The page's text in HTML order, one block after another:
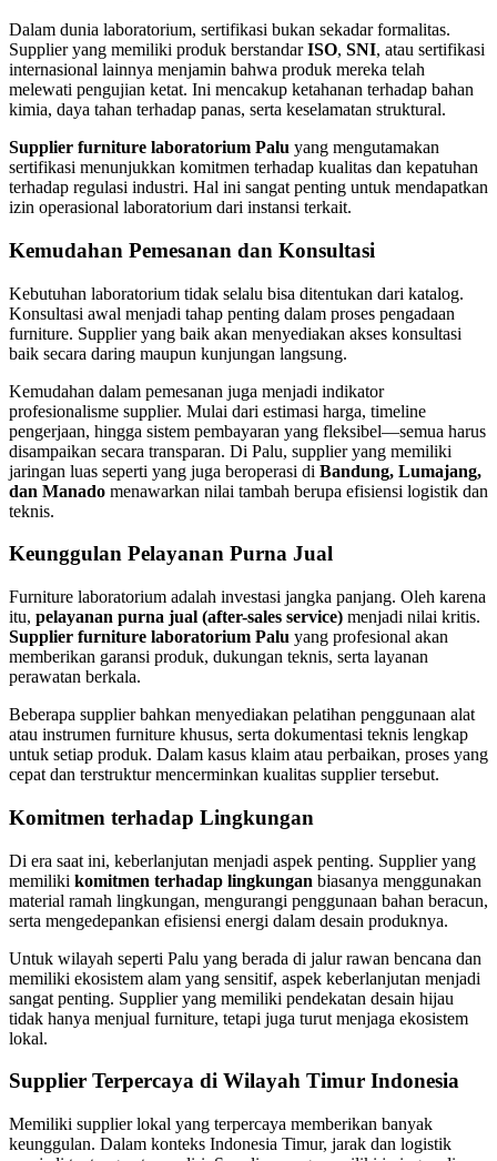
Dalam dunia laboratorium, sertifikasi bukan sekadar formalitas.
Supplier yang memiliki produk berstandarISO, SNI, atau sertifikasi
internasional lainnya menjamin bahwa produk mereka telah
melewati pengujian ketat. Ini mencakup ketahanan terhadap bahan
kimia, daya tahan terhadap panas, serta keselamatan struktural.
Supplier furniture laboratorium Palu yang mengutamakan
sertifikasi menunjukkan komitmen terhadap kualitas dan kepatuhan
terhadap regulasi industri. Hal ini sangat penting untuk mendapatkan
izin operasional laboratorium dari instansi terkait.
Kemudahan Pemesanan dan Konsultasi
Kebutuhan laboratorium tidak selalu bisa ditentukan dari katalog.
Konsultasi awal menjadi tahap penting dalam proses pengadaan
furniture. Supplier yang baik akan menyediakan akses konsultasi
baik secara daring maupun kunjungan langsung.
Kemudahan dalam pemesanan juga menjadi indikator
profesionalisme supplier. Mulai dari estimasi harga, timeline
pengerjaan, hingga sistem pembayaran yang fleksibel—semua harus
disampaikan secara transparan. Di Palu, supplier yang memiliki
jaringan luas seperti yang juga beroperasi di Bandung, Lumajang,
dan Manado menawarkan nilai tambah berupa efisiensi logistik dan
teknis.
Keunggulan Pelayanan Purna Jual
Furniture laboratorium adalah investasi jangka panjang. Oleh karena
itu, pelayanan purna jual (after-sales service) menjadi nilai kritis.
Supplier furniture laboratorium Palu yang profesional akan
memberikan garansi produk, dukungan teknis, serta layanan
perawatan berkala.
Beberapa supplier bahkan menyediakan pelatihan penggunaan alat
atau instrumen furniture khusus, serta dokumentasi teknis lengkap
untuk setiap produk. Dalam kasus klaim atau perbaikan, proses yang
cepat dan terstruktur mencerminkan kualitas supplier tersebut.
Komitmen terhadap Lingkungan
Di era saat ini, keberlanjutan menjadi aspek penting. Supplier yang
memiliki komitmen terhadap lingkungan biasanya menggunakan
material ramah lingkungan, mengurangi penggunaan bahan beracun,
serta mengedepankan efisiensi energi dalam desain produknya.
Untuk wilayah seperti Palu yang berada di jalur rawan bencana dan
memiliki ekosistem alam yang sensitif, aspek keberlanjutan menjadi
sangat penting. Supplier yang memiliki pendekatan desain hijau
tidak hanya menjual furniture, tetapi juga turut menjaga ekosistem
lokal.
Supplier Terpercaya di Wilayah Timur Indonesia
Memiliki supplier lokal yang terpercaya memberikan banyak
keunggulan. Dalam konteks Indonesia Timur, jarak dan logistik